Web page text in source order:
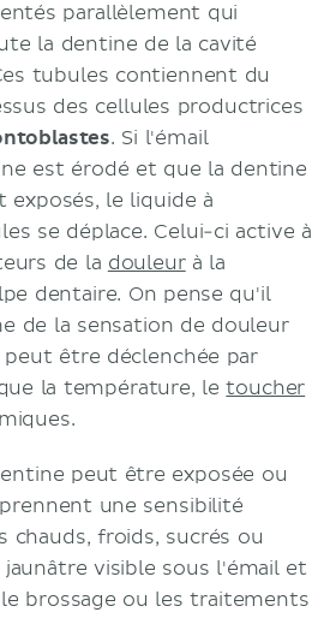
parallèlement qui
la dentine de la cavité
tubules contiennent du
des cellules productrices
. Si l'émail
est érodé et que la dentine
le liquide à
se déplace. Celui-ci active à
de la douleurà la
dentaire. On pense qu'il
de la sensation de douleur
être déclenchée par
la température, letoucher
peut être exposée ou
une sensibilité
chauds, froids, sucrés ou
jaunâtre visible sous l'émail et
brossage ou les traitements